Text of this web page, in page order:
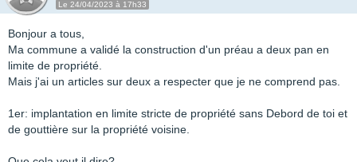
Le 24/04/2023 à 17h33
Bonjour a tous,
Ma commune a validé la construction d'un préau a deux pan en
limite de propriété.
Mais j'ai un articles sur deux a respecter que je ne comprend pas.
1er: implantation en limite stricte de propriété sans Debord de toi et
de gouttière sur la propriété voisine.